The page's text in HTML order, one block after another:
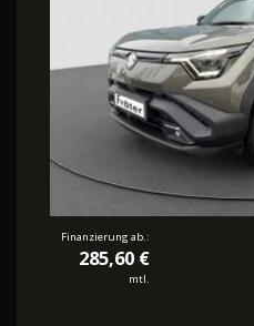
Finanzierung ab.:
285,60 €
mtl.